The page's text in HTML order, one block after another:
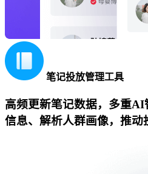
笔记投放管理工具
高频更新笔记数据，多重
信息、解析人群画像，推动